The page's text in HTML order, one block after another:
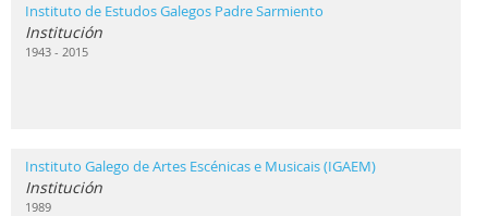
Instituto de Estudos Galegos Padre Sarmiento
Institución
1943 - 2015
Instituto Galego de Artes Escénicas e Musicais (IGAEM)
Institución
1989